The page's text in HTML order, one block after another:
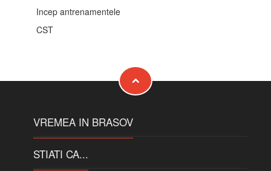
Incep antrenamentele
CST
VREMEA IN BRASOV
STIATI CA...